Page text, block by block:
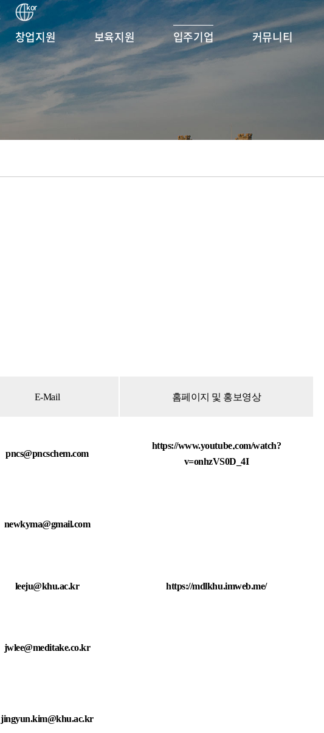
창업지원
교원창업
보육지원
입주안내
공간 VR / 국제
입주기업 커뮤니티
서식 자료실
kor
E-Mail 홈페이지 및 홍보영상
pncs@pncschem.com
https://www.youtube.com/watch?
v=onhzVS0D_4I
newkyma@gmail.com
leeju@khu.ac.kr https://mdlkhu.imweb.me/
jwlee@meditake.co.kr
jingyun.kim@khu.ac.kr